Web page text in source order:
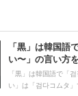
「黒」は韓国語
い〜」の言い方
「黒」は韓国語で「
い」は「검다コムタ